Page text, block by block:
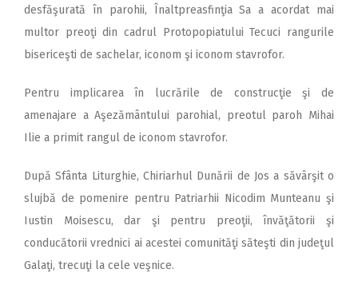
desfăşurată în parohii, Înaltpreasfinţia Sa a acordat mai
multor preoţi din cadrul Protopopiatului Tecuci ran­gurile
bisericeşti de sachelar, ico­nom şi iconom stavrofor.
Pentru implicarea în lucrările de construcţie şi de
amenajare a Aşezământului parohial, preotul paroh Mihai
Ilie a primit rangul de iconom stavrofor.
După Sfânta Liturghie, Chiriarhul Dunării de Jos a săvârşit o
slujbă de pomenire pentru Patriarhii Nicodim Munteanu şi
Iustin Moisescu, dar şi pentru preoţii, învăţătorii şi
conducătorii vrednici ai acestei comunităţi săteşti din judeţul
Galaţi, trecuţi la cele veşnice.